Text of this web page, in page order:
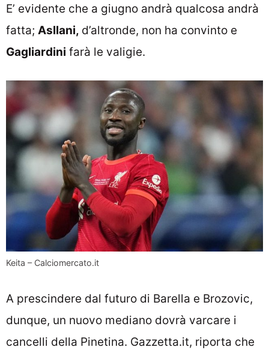
E’ evidente che a giugno andrà qualcosa andrà
fatta; Asllani, d’altronde, non ha convinto e
Gagliardini farà le valigie.
Keita – Calciomercato.it
A prescindere dal futuro di Barella e Brozovic,
dunque, un nuovo mediano dovrà varcare i
cancelli della Pinetina. Gazzetta.it, riporta che